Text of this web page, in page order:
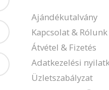
Ajándékutalvány
Kapcsolat & Rólunk
Átvétel & Fizetés
Adatkezelési
Üzletszabályzat